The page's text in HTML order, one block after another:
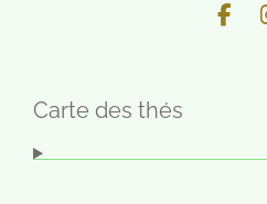
F
Carte des thés